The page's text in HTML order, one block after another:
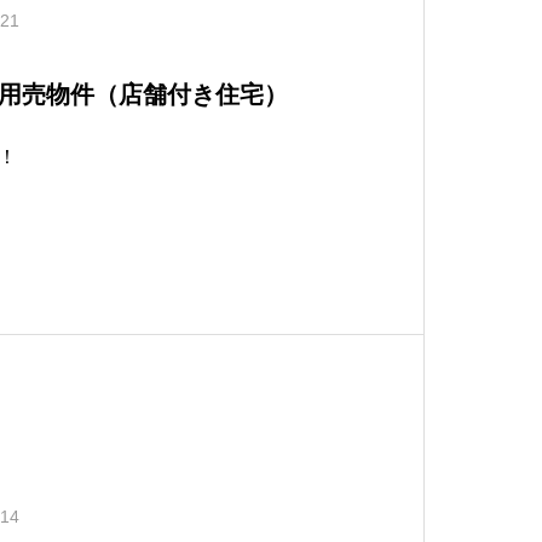
物件（店舗付き住宅）